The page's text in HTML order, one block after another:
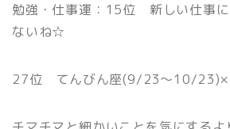
勉強・仕事運：15位 新しい仕事
ないね☆
27位 てんびん座(9/23〜10/23)×